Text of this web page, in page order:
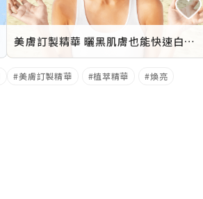
美膚訂製精華 曬黑肌膚也能快速白回來！
美膚訂製精華 植萃精華 煥亮